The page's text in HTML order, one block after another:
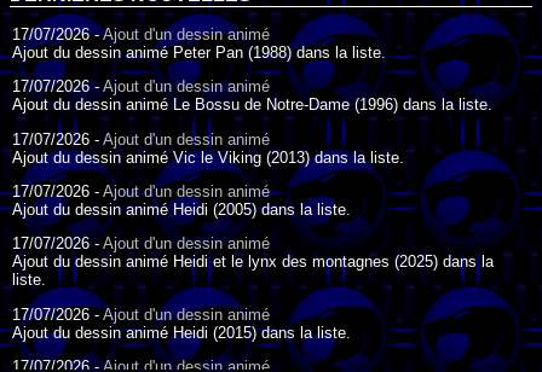
17/07/2026 -Ajout d'un dessin animé
Ajout du dessin animé Peter Pan (1988) dans la liste.
17/07/2026 -Ajout d'un dessin animé
Ajout du dessin animé Le Bossu de Notre-Dame (1996) dans la liste.
17/07/2026 - Ajout d'un dessin animé
Ajout du dessin animé Vic le Viking (2013) dans la liste.
17/07/2026 - Ajout d'un dessin animé
Ajout du dessin animé Heidi (2005) dans la liste.
17/07/2026 -Ajout d'un dessin animé
Ajout du dessin animé Heidi et le lynx des montagnes (2025) dans la
liste.
17/07/2026 -Ajout d'un dessin animé
Ajout du dessin animé Heidi (2015) dans la liste.
17/07/2026 -Ajout d'un dessin animé